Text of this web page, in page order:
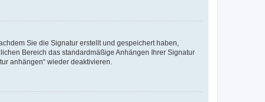
Sie die Signatur erstellt und gespeichert haben,
Bereich das standardmäßige Anhängen Ihrer Signatur
anhängen“ wieder deaktivieren.